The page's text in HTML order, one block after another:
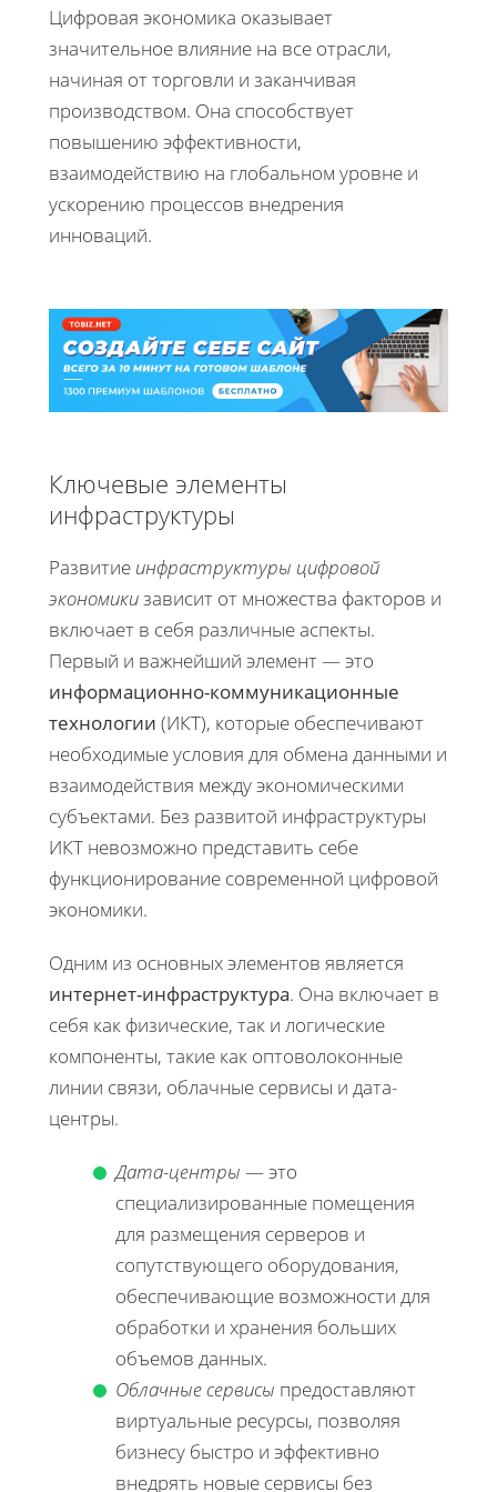
Цифровая экономика оказывает
значительное влияние на все отрасли,
начиная от торговли и заканчивая
производством. Она способствует
повышению эффективности,
взаимодействию на глобальном уровне и
ускорению процессов внедрения
инноваций.
Ключевые элементы
инфраструктуры
Развитие инфраструктуры цифровой
экономикизависит от множества факторов и
включает в себя различные аспекты.
Первый и важнейший элемент — это
информационно-коммуникационные
технологии (ИКТ), которые обеспечивают
необходимые условия для обмена данными и
взаимодействия между экономическими
субъектами. Без развитой инфраструктуры
ИКТ невозможно представить себе
функционирование современной цифровой
экономики.
Одним из основных элементов является
интернет-инфраструктура. Она включает в
себя как физические, так и логические
компоненты, такие как оптоволоконные
линии связи, облачные сервисы и дата-
центры.
Дата-центры — это
специализированные помещения
для размещения серверов и
сопутствующего оборудования,
обеспечивающие возможности для
обработки и хранения больших
объемов данных.
Облачные сервисы предоставляют
виртуальные ресурсы, позволяя
бизнесу быстро и эффективно
внедрять новые сервисы без